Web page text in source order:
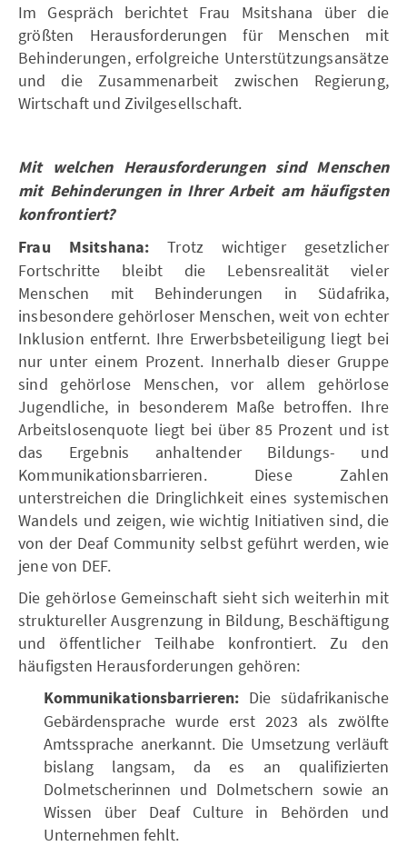
Im Gespräch berichtet Frau Msitshana über die
größten Herausforderungen für Menschen mit
Behinderungen, erfolgreiche Unterstützungsansätze
und die Zusammenarbeit zwischen Regierung,
Wirtschaft und Zivilgesellschaft.
Mit welchen Herausforderungen sind Menschen
mit Behinderungen in Ihrer Arbeit am häufigsten
konfrontiert?
Frau Msitshana: Trotz wichtiger gesetzlicher
Fortschritte bleibt die Lebensrealität vieler
Menschen mit Behinderungen in Südafrika,
insbesondere gehörloser Menschen, weit von echter
Inklusion entfernt. Ihre Erwerbsbeteiligung liegt bei
nur unter einem Prozent. Innerhalb dieser Gruppe
sind gehörlose Menschen, vor allem gehörlose
Jugendliche, in besonderem Maße betroffen. Ihre
Arbeitslosenquote liegt bei über 85 Prozent und ist
das Ergebnis anhaltender Bildungs- und
Kommunikationsbarrieren. Diese Zahlen
unterstreichen die Dringlichkeit eines systemischen
Wandels und zeigen, wie wichtig Initiativen sind, die
von der Deaf Community selbst geführt werden, wie
jene von DEF.
Die gehörlose Gemeinschaft sieht sich weiterhin mit
struktureller Ausgrenzung in Bildung, Beschäftigung
und öffentlicher Teilhabe konfrontiert. Zu den
häufigsten Herausforderungen gehören:
Kommunikationsbarrieren: Die südafrikanische
Gebärdensprache wurde erst 2023 als zwölfte
Amtssprache anerkannt. Die Umsetzung verläuft
bislang langsam, da es an qualifizierten
Dolmetscherinnen und Dolmetschern sowie an
Wissen über Deaf Culture in Behörden und
Unternehmen fehlt.